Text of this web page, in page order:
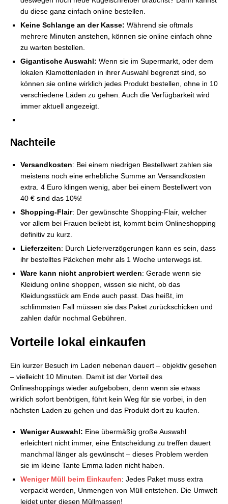
du diese ganz einfach online bestellen.
Keine Schlange an der Kasse: Während sie oftmals
mehrere Minuten anstehen, können sie online einfach ohne
zu warten bestellen.
Gigantische Auswahl: Wenn sie im Supermarkt, oder dem
lokalen Klamottenladen in ihrer Auswahl begrenzt sind, so
können sie online wirklich jedes Produkt bestellen, ohne in 10
verschiedene Läden zu gehen. Auch die Verfügbarkeit wird
immer aktuell angezeigt.
Nachteile
Versandkosten: Bei einem niedrigen Bestellwert zahlen sie
meistens noch eine erhebliche Summe an Versandkosten
extra. 4 Euro klingen wenig, aber bei einem Bestellwert von
40 € sind das 10%!
Shopping-Flair: Der gewünschte Shopping-Flair, welcher
vor allem bei Frauen beliebt ist, kommt beim Onlineshopping
definitiv zu kurz.
Lieferzeiten: Durch Lieferverzögerungen kann es sein, dass
ihr bestelltes Päckchen mehr als 1 Woche unterwegs ist.
Ware kann nicht anprobiert werden: Gerade wenn sie
Kleidung online shoppen, wissen sie nicht, ob das
Kleidungsstück am Ende auch passt. Das heißt, im
schlimmsten Fall müssen sie das Paket zurückschicken und
zahlen dafür nochmal Gebühren.
Vorteile lokal einkaufen
Ein kurzer Besuch im Laden nebenan dauert – objektiv gesehen
– vielleicht 10 Minuten. Damit ist der Vorteil des
Onlineshoppings wieder aufgeboben, denn wenn sie etwas
wirklich sofort benötigen, führt kein Weg für sie vorbei, in den
nächsten Laden zu gehen und das Produkt dort zu kaufen.
Weniger Auswahl: Eine übermäßig große Auswahl
erleichtert nicht immer, eine Entscheidung zu treffen dauert
manchmal länger als gewünscht – dieses Problem werden
sie im kleine Tante Emma laden nicht haben.
Weniger Müll beim Einkaufen: Jedes Paket muss extra
verpackt werden, Unmengen von Müll entstehen. Die Umwelt
leidet unter diesen Müllmassen!